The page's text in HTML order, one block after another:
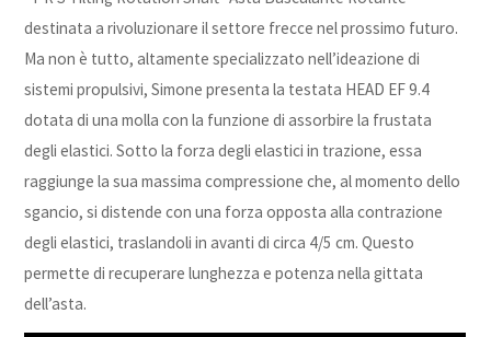
destinata a rivoluzionare il settore frecce nel prossimo futuro.
Ma non è tutto, altamente specializzato nell’ideazione di
sistemi propulsivi, Simone presenta la testata HEAD EF 9.4
dotata di una molla con la funzione di assorbire la frustata
degli elastici. Sotto la forza degli elastici in trazione, essa
raggiunge la sua massima compressione che, al momento dello
sgancio, si distende con una forza opposta alla contrazione
degli elastici, traslandoli in avanti di circa 4/5 cm. Questo
permette di recuperare lunghezza e potenza nella gittata
dell’asta.